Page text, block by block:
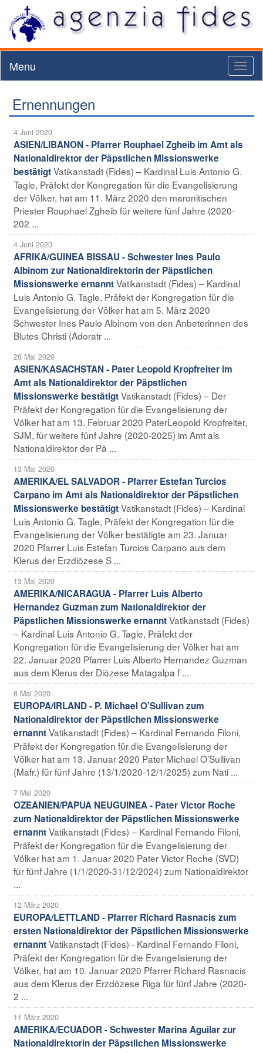
Menu
Ernennungen
4 Juni 2020
ASIEN/LIBANON - Pfarrer Rouphael Zgheib im Amt als
Nationaldirektor der Päpstlichen Missionswerke
bestätigtVatikanstadt (Fides) – Kardinal Luis Antonio G.
Tagle, Präfekt der Kongregation für die Evangelisierung
der Völker, hat am 11. März 2020 den maronitischen
Priester Rouphael Zgheib für weitere fünf Jahre (2020-
202 ...
4 Juni 2020
AFRIKA/GUINEA BISSAU - Schwester Ines Paulo
Albinom zur Nationaldirektorin der Päpstlichen
Missionswerke ernanntVatikanstadt (Fides) – Kardinal
Luis Antonio G. Tagle, Präfekt der Kongregation für die
Evangelisierung der Völker hat am 5. März 2020
Schwester Ines Paulo Albinom von den Anbeterinnen des
Blutes Christi (Adoratr ...
28 Mai 2020
ASIEN/KASACHSTAN - Pater Leopold Kropfreiter im
Amt als Nationaldirektor der Päpstlichen
Missionswerke bestätigtVatikanstadt (Fides) – Der
Präfekt der Kongregation für die Evangelisierung der
Völker hat am 13. Februar 2020 PaterLeopold Kropfreiter,
SJM, für weitere fünf Jahre (2020-2025) im Amt als
Nationaldirektor der Pä ...
13 Mai 2020
AMERIKA/EL SALVADOR - Pfarrer Estefan Turcios
Carpano im Amt als Nationaldirektor der Päpstlichen
Missionswerke bestätigtVatikanstadt (Fides) – Kardinal
Luis Antonio G. Tagle, Präfekt der Kongregation für die
Evangelisierung der Völker bestätigte am 23. Januar
2020 Pfarrer Luis Estefan Turcios Carpano aus dem
Klerus der Erzdiözese S ...
13 Mai 2020
AMERIKA/NICARAGUA - Pfarrer Luis Alberto
Hernandez Guzman zum Nationaldirektor der
Päpstlichen Missionswerke ernanntVatikanstadt (Fides)
– Kardinal Luis Antonio G. Tagle, Präfekt der
Kongregation für die Evangelisierung der Völker hat am
22. Januar 2020 Pfarrer Luis Alberto Hernandez Guzman
aus dem Klerus der Diözese Matagalpa f ...
8 Mai 2020
EUROPA/IRLAND - P. Michael O’Sullivan zum
Nationaldirektor der Päpstlichen Missionswerke
ernanntVatikanstadt (Fides) – Kardinal Fernando Filoni,
Präfekt der Kongregation für die Evangelisierung der
Völker hat am 13. Januar 2020 Pater Michael O’Sullivan
(Mafr.) für fünf Jahre (13/1/2020-12/1/2025) zum Nati ...
7 Mai 2020
OZEANIEN/PAPUA NEUGUINEA - Pater Victor Roche
zum Nationaldirektor der Päpstlichen Missionswerke
ernanntVatikanstadt (Fides) – Kardinal Fernando Filoni,
Präfekt der Kongregation für die Evangelisierung der
Völker hat am 1. Januar 2020 Pater Victor Roche (SVD)
für fünf Jahre (1/1/2020-31/12/2024) zum Nationaldirektor
...
12 März 2020
EUROPA/LETTLAND - Pfarrer Richard Rasnacis zum
ersten Nationaldirektor der Päpstlichen Missionswerke
ernanntVatikanstadt (Fides) - Kardinal Fernando Filoni,
Präfekt der Kongregation für die Evangelisierung der
Völker, hat am 10. Januar 2020 Pfarrer Richard Rasnacis
aus dem Klerus der Erzdözese Riga für fünf Jahre (2020-
2 ...
11 März 2020
AMERIKA/ECUADOR - Schwester Marina Aguilar zur
Nationaldirektorin der Päpstlichen Missionswerke